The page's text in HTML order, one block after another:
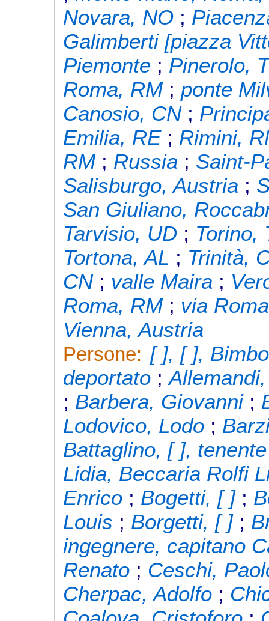
Novara, NO ;
Galimberti [piazza
Piemonte ; Pinerolo,
Roma, RM ;ponte
Canosio, CN;
Emilia, RE; Rimini,
RM ; Russia ; Saint-
Salisburgo, Austria ;
San Giuliano,
Tarvisio, UD ; Torino,
Tortona, AL ; Trinità,
CN; valle Maira ;
Roma, RM ; via
Vienna, Austria
Persone: [ ], [ ],
deportato ;
; Barbera, Giovanni;
Lodovico, Lodo ;
Battaglino, [ ],
Lidia, Beccaria Rolfi
Enrico ; Bogetti, [ ];
Louis ; Borgetti, [ ];
ingegnere, capitano
Renato ; Ceschi,
Cherpac, Adolfo ;